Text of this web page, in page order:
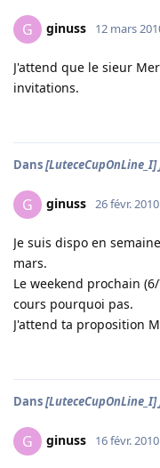
G ginuss 12 mars
J'attend que le sieur
invitations.
Dans
G ginuss 26 févr. 2010
Je suis dispo en
mars.
Le weekend prochain
cours pourquoi pas.
J'attend ta proposition
Dans
G ginuss 16 févr. 2010